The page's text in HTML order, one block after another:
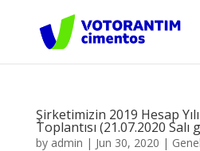
Şirketimizin 2019 Hesap
Toplantısı (21.07.2020
by admin | Jun 30, 2020 | Genel